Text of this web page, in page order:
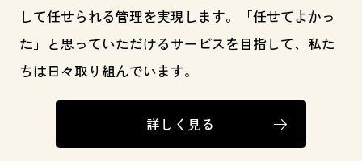
して任せられる管理を実現します。「任せてよかっ
た」と思っていただけるサービスを目指して、私た
ちは日々取り組んでいます。
詳しく見る